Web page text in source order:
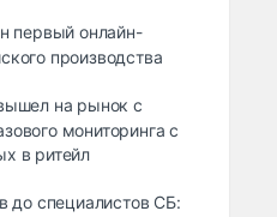
первый онлайн-
производства
на рынок с
мониторинга с
в ритейл
до специалистов СБ: